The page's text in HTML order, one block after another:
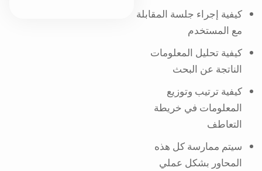
كيفية إجراء جلسة المقابلة
مع المستخدم
كيفية تحليل المعلومات
الناتجة عن البحث
كيفية ترتيب وتوزيع
المعلومات في خريطة
التعاطف
سيتم ممارسة كل هذه
المحاور بشكل عملي